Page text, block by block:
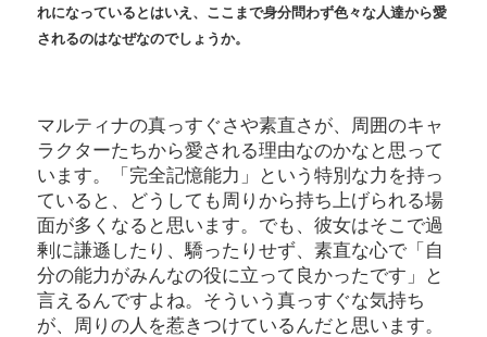
れになっているとはいえ、ここまで身分問わず色々な人達から愛
されるのはなぜなのでしょうか。
マルティナの真っすぐさや素直さが、周囲のキャ
ラクターたちから愛される理由なのかなと思って
います。「完全記憶能力」という特別な力を持っ
ていると、どうしても周りから持ち上げられる場
面が多くなると思います。でも、彼女はそこで過
剰に謙遜したり、驕ったりせず、素直な心で「自
分の能力がみんなの役に立って良かったです」と
言えるんですよね。そういう真っすぐな気持ち
が、周りの人を惹きつけているんだと思います。